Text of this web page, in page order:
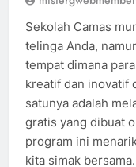
Sekolah Camas
telinga Anda,
tempat dimana
kreatif dan inovatif
satunya adalah
gratis yang dibuat
program ini